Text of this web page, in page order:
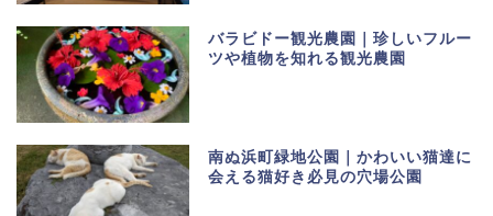
バラビドー観光農園｜珍しいフルー
ツや植物を知れる観光農園
南ぬ浜町緑地公園｜かわいい猫達に
会える猫好き必見の穴場公園